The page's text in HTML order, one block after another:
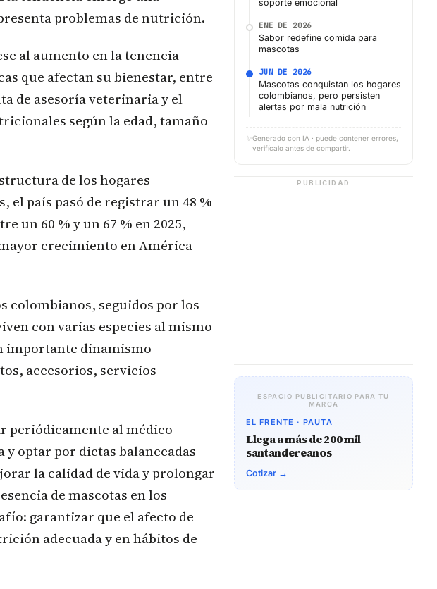
problemas de nutrición.
al aumento en la tenencia
que afectan su bienestar, entre
de asesoría veterinaria y el
según la edad, tamaño
de los hogares
el país pasó de registrar un 48 %
un 60 % y un 67 % en 2025,
crecimiento en América
colombianos, seguidos por los
con varias especies al mismo
importante dinamismo
accesorios, servicios
periódicamente al médico
optar por dietas balanceadas
la calidad de vida y prolongar
de mascotas en los
garantizar que el afecto de
adecuada y en hábitos de
soporte emocional
ENE DE 2026
Sabor redefine comida para
mascotas
JUN DE 2026
Mascotas conquistan los hogares
colombianos, pero persisten
alertas por mala nutrición
✨ Generado con IA · puede contener errores,
verifícalo antes de compartir.
PUBLICIDAD
ESPACIO PUBLICITARIO PARA TU
MARCA
EL FRENTE · PAUTA
Llega a más de 200 mil
santandereanos
Cotizar →